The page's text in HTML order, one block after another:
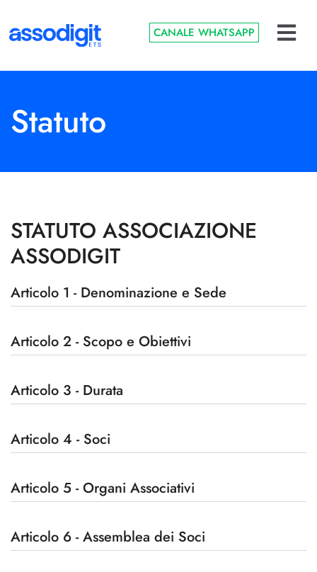
CANALE WHATSAPP
Statuto
STATUTO ASSOCIAZIONE
ASSODIGIT
Articolo 1 - Denominazione e Sede
Articolo 2 - Scopo e Obiettivi
Articolo 3 - Durata
Articolo 4 - Soci
Articolo 5 - Organi Associativi
Articolo 6 - Assemblea dei Soci